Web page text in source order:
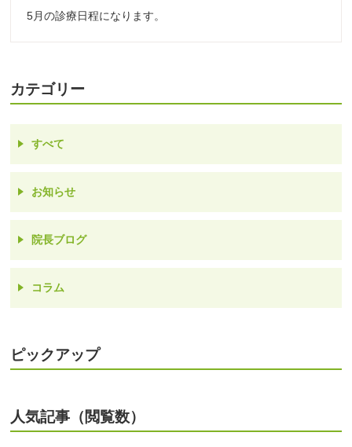
5月の診療日程になります。
カテゴリー
すべて
お知らせ
院長ブログ
コラム
ピックアップ
人気記事（閲覧数）